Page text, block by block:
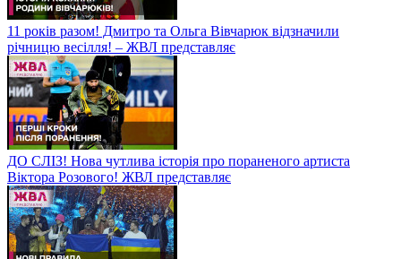
11 років разом! Дмитро та Ольга Вівчарюк відзначили
річницю весілля! – ЖВЛ представляє
ДО СЛІЗ! Нова чутлива історія про пораненого артиста
Віктора Розового! ЖВЛ представляє